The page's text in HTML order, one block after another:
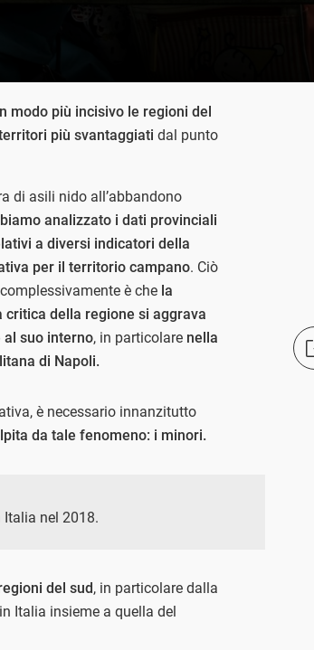
modo più incisivo le regioni del
più svantaggiati dal punto
di asili nido all’abbandono
analizzato i dati provinciali
a diversi indicatori della
per il territorio campano. Ciò
è che la
critica della regione si aggrava
suo interno, in particolare nella
di Napoli.
è necessario innanzitutto
da tale fenomeno: i minori.
nel 2018.
del sud, in particolare dalla
Italia insieme a quella del